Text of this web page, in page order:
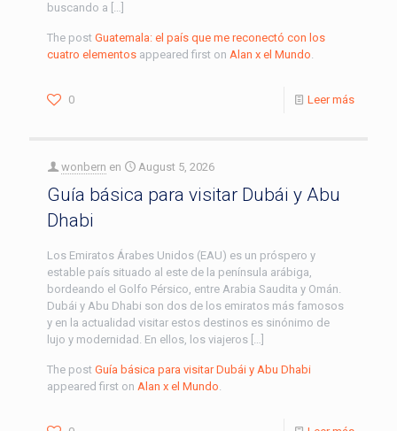
buscando a […]
The post Guatemala: el país que me reconectó con los
cuatro elementos appeared first on Alan x el Mundo.
0 Leer más
wonbern en August 5, 2026
Guía básica para visitar Dubái y Abu
Dhabi
Los Emiratos Árabes Unidos (EAU) es un próspero y
estable país situado al este de la península arábiga,
bordeando el Golfo Pérsico, entre Arabia Saudita y Omán.
Dubái y Abu Dhabi son dos de los emiratos más famosos
y en la actualidad visitar estos destinos es sinónimo de
lujo y modernidad. En ellos, los viajeros […]
The post Guía básica para visitar Dubái y Abu Dhabi
appeared first on Alan x el Mundo.